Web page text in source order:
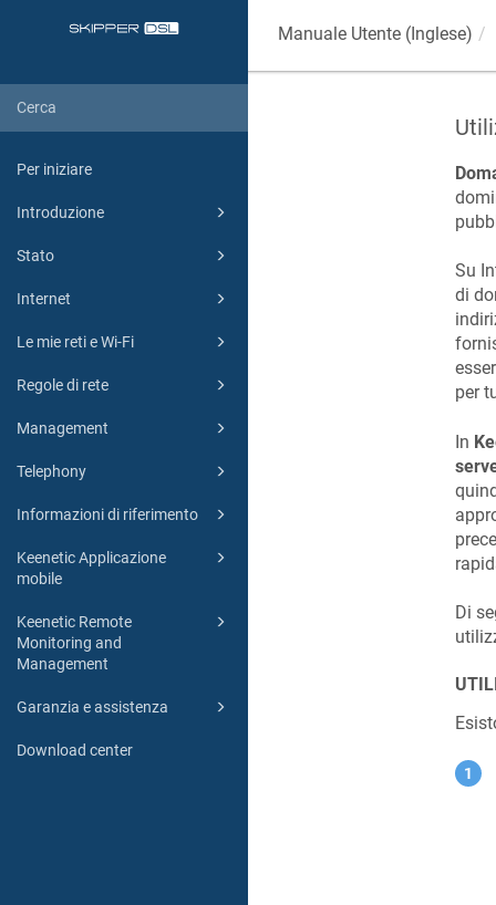
Per iniziare
Introduzione
Stato
Internet
Le mie reti e Wi-Fi
Regole di rete
Management
Telephony
Informazioni di riferimento
Keenetic Applicazione
mobile
Keenetic Remote
Monitoring and
Management
Garanzia e assistenza
Download center
Manuale Utente (Inglese)
Su
di
per
In
Di